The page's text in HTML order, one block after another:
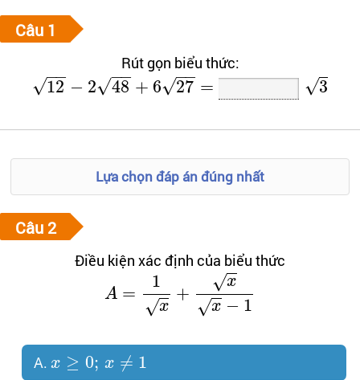
Rút gọn biểu thức:
12
−−
√ − 2 48
−−
√ + 6 27
−−
√ = 3
√
Lựa chọn đáp án đúng nhất
Điều kiện xác định của biểu thức
A =
1
x
√
+
x
√
x
√ − 1
A.x ≥ 0; x ≠ 1